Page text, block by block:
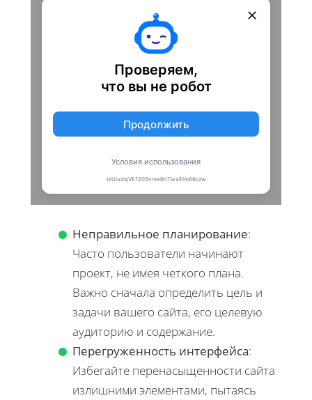
Неправильное планирование:
Часто пользователи начинают
проект, не имея четкого плана.
Важно сначала определить цель и
задачи вашего сайта, его целевую
аудиторию и содержание.
Перегруженность интерфейса:
Избегайте перенасыщенности сайта
излишними элементами, пытаясь